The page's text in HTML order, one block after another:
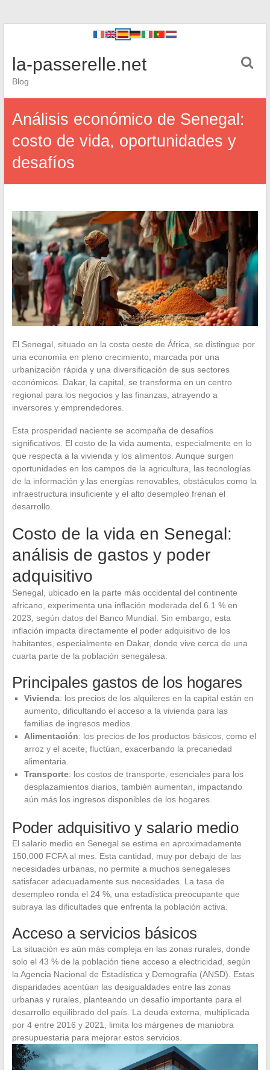
la-passerelle.net
Blog
Análisis económico de Senegal:
costo de vida, oportunidades y
desafíos
El Senegal, situado en la costa oeste de África, se distingue por
una economía en pleno crecimiento, marcada por una
urbanización rápida y una diversificación de sus sectores
económicos. Dakar, la capital, se transforma en un centro
regional para los negocios y las finanzas, atrayendo a
inversores y emprendedores.
Esta prosperidad naciente se acompaña de desafíos
significativos. El costo de la vida aumenta, especialmente en lo
que respecta a la vivienda y los alimentos. Aunque surgen
oportunidades en los campos de la agricultura, las tecnologías
de la información y las energías renovables, obstáculos como la
infraestructura insuficiente y el alto desempleo frenan el
desarrollo.
Costo de la vida en Senegal:
análisis de gastos y poder
adquisitivo
Senegal, ubicado en la parte más occidental del continente
africano, experimenta una inflación moderada del 6.1 % en
2023, según datos del Banco Mundial. Sin embargo, esta
inflación impacta directamente el poder adquisitivo de los
habitantes, especialmente en Dakar, donde vive cerca de una
cuarta parte de la población senegalesa.
Principales gastos de los hogares
Vivienda: los precios de los alquileres en la capital están en
aumento, dificultando el acceso a la vivienda para las
familias de ingresos medios.
Alimentación: los precios de los productos básicos, como el
arroz y el aceite, fluctúan, exacerbando la precariedad
alimentaria.
Transporte: los costos de transporte, esenciales para los
desplazamientos diarios, también aumentan, impactando
aún más los ingresos disponibles de los hogares.
Poder adquisitivo y salario medio
El salario medio en Senegal se estima en aproximadamente
150,000 FCFA al mes. Esta cantidad, muy por debajo de las
necesidades urbanas, no permite a muchos senegaleses
satisfacer adecuadamente sus necesidades. La tasa de
desempleo ronda el 24 %, una estadística preocupante que
subraya las dificultades que enfrenta la población activa.
Acceso a servicios básicos
La situación es aún más compleja en las zonas rurales, donde
solo el 43 % de la población tiene acceso a electricidad, según
la Agencia Nacional de Estadística y Demografía (ANSD). Estas
disparidades acentúan las desigualdades entre las zonas
urbanas y rurales, planteando un desafío importante para el
desarrollo equilibrado del país. La deuda externa, multiplicada
por 4 entre 2016 y 2021, limita los márgenes de maniobra
presupuestaria para mejorar estos servicios.